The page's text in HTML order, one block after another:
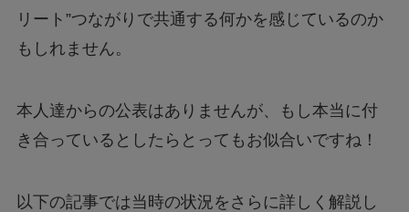
リート”つながりで共通する何かを感じているのか
もしれません。
本人達からの公表はありませんが、もし本当に付
き合っているとしたらとってもお似合いですね！
以下の記事では当時の状況をさらに詳しく解説し